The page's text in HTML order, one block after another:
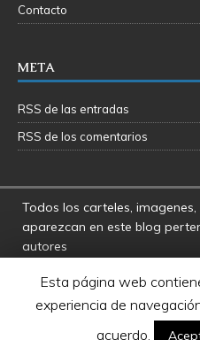
Contacto
META
RSS de las entradas
RSS de los comentarios
Todos los carteles,
aparezcan en este blog
autores
responsables por las
usuarios y colaboradores de
Star Wars es una marca
Esta página web
experiencia de
acuerdo.